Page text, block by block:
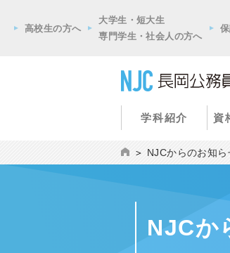
高校生の方へ
大学生・短大生
専門学生・社会人の方へ
学科紹介 資
NJCからのお知ら
NJCか